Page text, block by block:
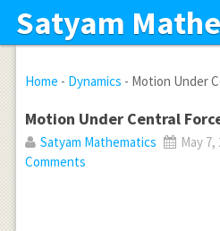
Satyam
Home - Dynamics - Motion Under
Motion Under Central
Satyam Mathematics May 7,
Comments